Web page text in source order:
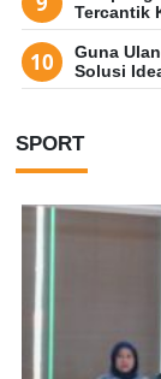
Tercantik
Guna
Solusi
SPORT